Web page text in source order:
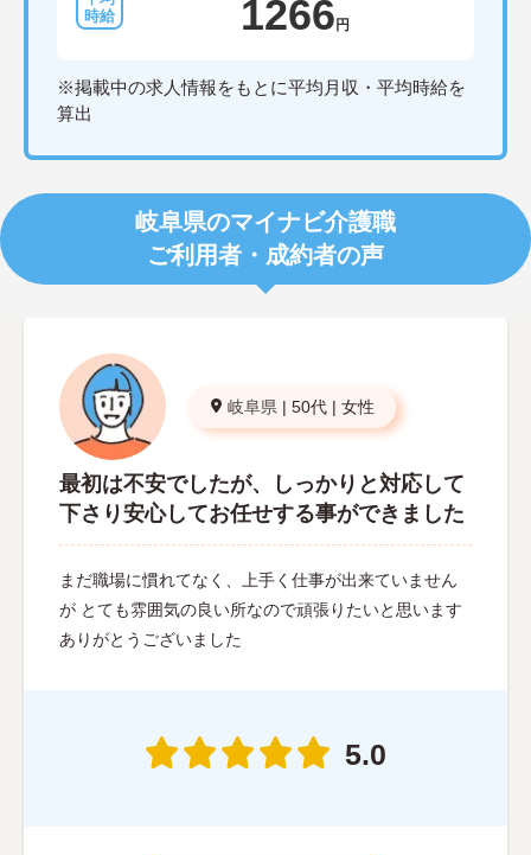
1266 円
※掲載中の求人情報をもとに平均月収・平均時給を
算出
岐阜県のマイナビ介護職
ご利用者・成約者の声
岐阜県 | 50代 | 女性
最初は不安でしたが、しっかりと対応して
下さり安心してお任せする事ができました
まだ職場に慣れてなく、上手く仕事が出来ていません
が とても雰囲気の良い所なので頑張りたいと思います
ありがとうございました
5.0